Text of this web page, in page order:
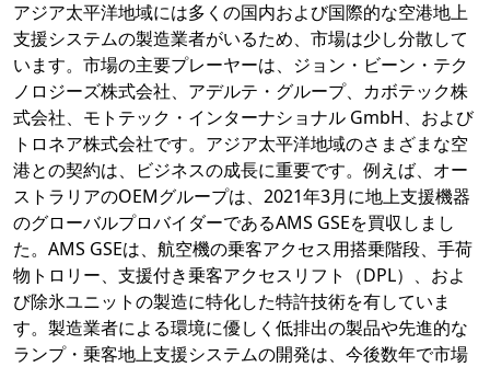
アジア太平洋地域には多くの国内および国際的な空港地上
支援システムの製造業者がいるため、市場は少し分散して
います。市場の主要プレーヤーは、ジョン・ビーン・テク
ノロジーズ株式会社、アデルテ・グループ、カボテック株
式会社、モトテック・インターナショナル GmbH、および
トロネア株式会社です。アジア太平洋地域のさまざまな空
港との契約は、ビジネスの成長に重要です。例えば、オー
ストラリアのOEMグループは、2021年3月に地上支援機器
のグローバルプロバイダーであるAMS GSEを買収しまし
た。AMS GSEは、航空機の乗客アクセス用搭乗階段、手荷
物トロリー、支援付き乗客アクセスリフト（DPL）、およ
び除氷ユニットの製造に特化した特許技術を有していま
す。製造業者による環境に優しく低排出の製品や先進的な
ランプ・乗客地上支援システムの開発は、今後数年で市場